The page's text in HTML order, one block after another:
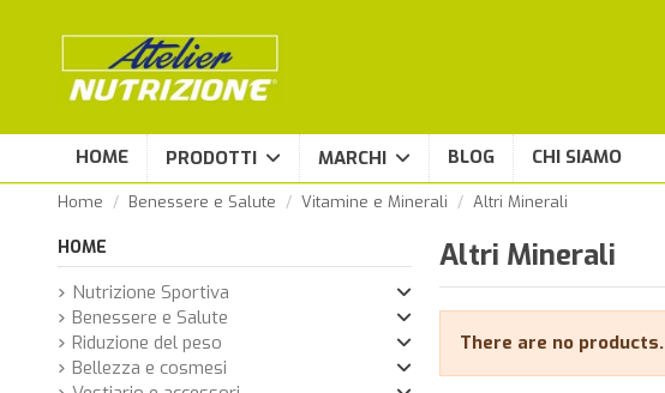
HOME PRODOTTI MARCHI BLOG CHI SIAMO
Home Benessere e Salute Vitamine e Minerali Altri Minerali
Altri Minerali
There are no products.
HOME
Nutrizione Sportiva
Benessere e Salute
Riduzione del peso
Bellezza e cosmesi